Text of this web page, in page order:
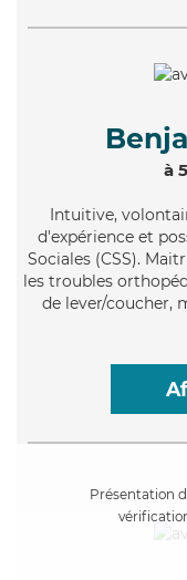
à
Intuitive,
d'expérience et
Sociales (CSS).
les troubles
de lever/coucher,
Présentation